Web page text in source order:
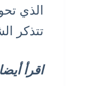
الذي
تتذكر
اقرأ